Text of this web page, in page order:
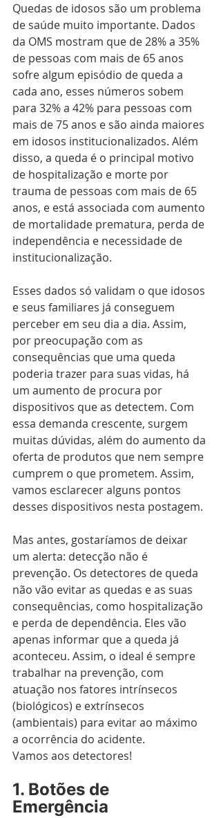
Quedas de idosos são um problema
de saúde muito importante. Dados
da OMS mostram que de 28% a 35%
de pessoas com mais de 65 anos
sofre algum episódio de queda a
cada ano, esses números sobem
para 32% a 42% para pessoas com
mais de 75 anos e são ainda maiores
em idosos institucionalizados. Além
disso, a queda é o principal motivo
de hospitalização e morte por
trauma de pessoas com mais de 65
anos, e está associada com aumento
de mortalidade prematura, perda de
independência e necessidade de
institucionalização.
Esses dados só validam o que idosos
e seus familiares já conseguem
perceber em seu dia a dia. Assim,
por preocupação com as
consequências que uma queda
poderia trazer para suas vidas, há
um aumento de procura por
dispositivos que as detectem. Com
essa demanda crescente, surgem
muitas dúvidas, além do aumento da
oferta de produtos que nem sempre
cumprem o que prometem. Assim,
vamos esclarecer alguns pontos
desses dispositivos nesta postagem.
Mas antes, gostaríamos de deixar
um alerta: detecção não é
prevenção. Os detectores de queda
não vão evitar as quedas e as suas
consequências, como hospitalização
e perda de dependência. Eles vão
apenas informar que a queda já
aconteceu. Assim, o ideal é sempre
trabalhar na prevenção, com
atuação nos fatores intrínsecos
(biológicos) e extrínsecos
(ambientais) para evitar ao máximo
a ocorrência do acidente.
Vamos aos detectores!
1. Botões de
Emergência